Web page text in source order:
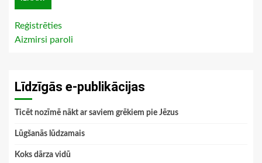
Reģistrēties
Aizmirsi paroli
Līdzīgās e-publikācijas
Ticēt nozīmē nākt ar saviem grēkiem pie Jēzus
Lūgšanās lūdzamais
Koks dārza vidū